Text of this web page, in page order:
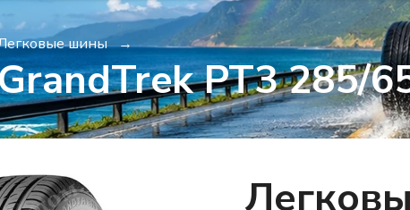
шины
PT3 285/